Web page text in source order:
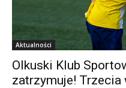
Aktualności
Olkuski Klub
zatrzymuje! Trzecia